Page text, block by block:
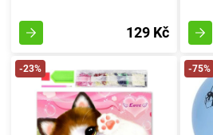
129 Kč
-23% -75%